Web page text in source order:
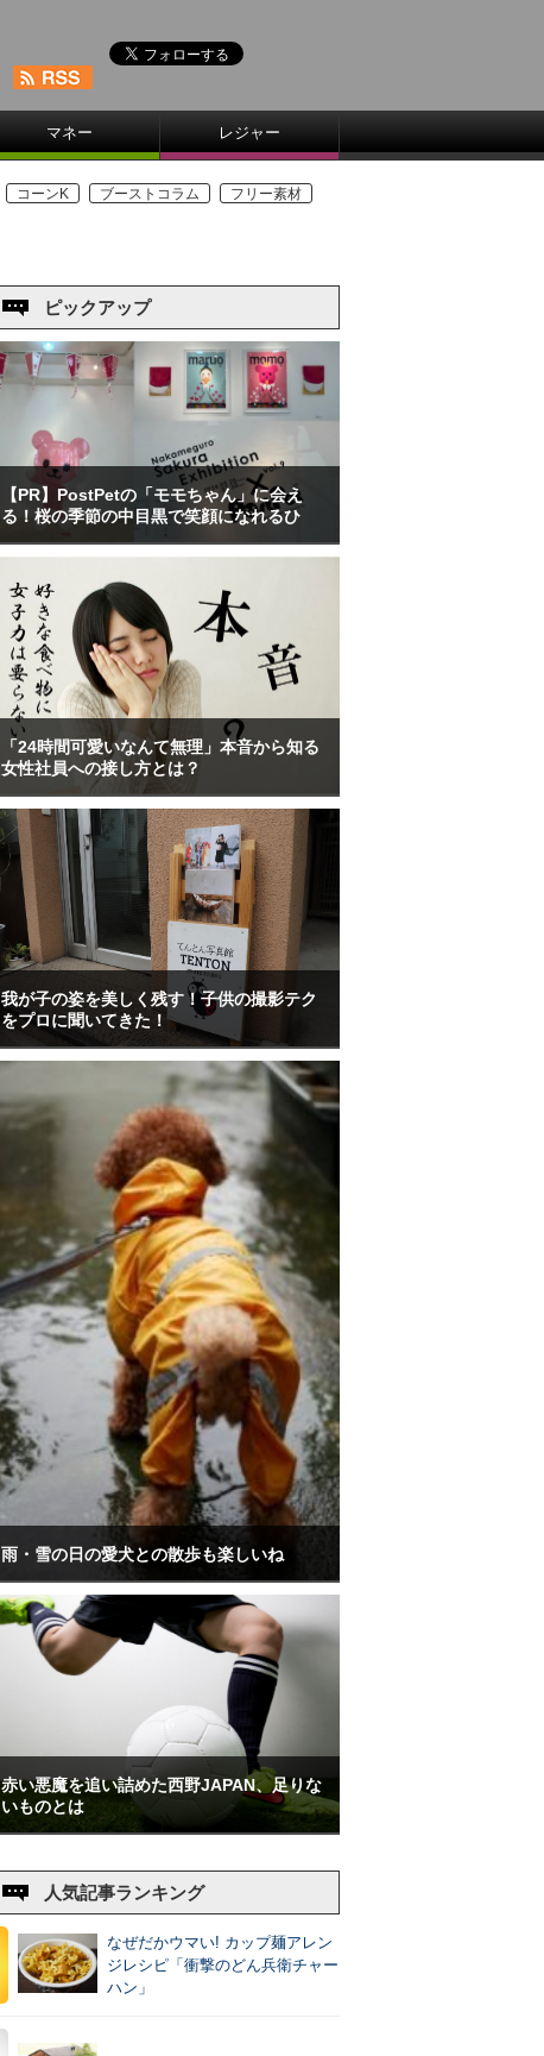
マネー レジャー
コーンK ブーストコラム フリー素材
ピックアップ
【PR】PostPetの「モモちゃん」に会え
る！桜の季節の中目黒で笑顔になれるひ
「24時間可愛いなんて無理」本音から知る
女性社員への接し方とは？
我が子の姿を美しく残す！子供の撮影テク
をプロに聞いてきた！
雨・雪の日の愛犬との散歩も楽しいね
赤い悪魔を追い詰めた西野JAPAN、足りな
いものとは
人気記事ランキング
なぜだかウマい! カップ麺アレン
ジレシピ「衝撃のどん兵衛チャー
ハン」